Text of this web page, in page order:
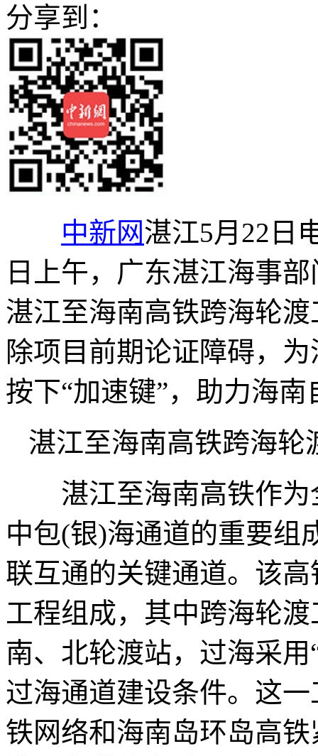
分享到：
中新网湛江5月22日
日上午，广东湛江海事
湛江至海南高铁跨海轮
除项目前期论证障碍，
按下“加速键”，助力海
湛江至海南高铁跨海
湛江至海南高铁作为
中包(银)海通道的重要组
联互通的关键通道。该
工程组成，其中跨海轮
南、北轮渡站，过海采
过海通道建设条件。这
铁网络和海南岛环岛高